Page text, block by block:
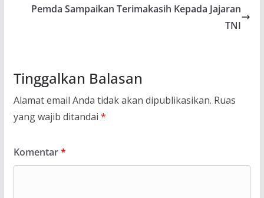
Pemda Sampaikan Terimakasih Kepada Jajaran
TNI
Tinggalkan Balasan
Alamat email Anda tidak akan dipublikasikan. Ruas
yang wajib ditandai *
Komentar*